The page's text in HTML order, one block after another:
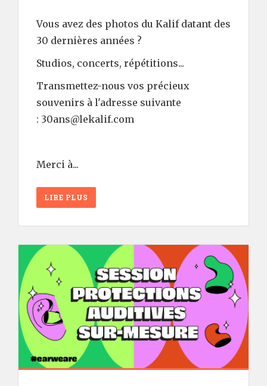
Vous avez des photos du Kalif datant des
30 dernières années ?
Studios, concerts, répétitions...
Transmettez-nous vos précieux
souvenirs à l'adresse suivante
: 30ans@lekalif.com
Merci à...
LIRE PLUS